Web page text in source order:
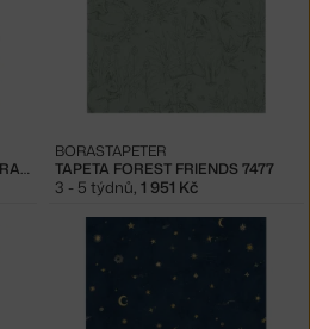
TAPETA FOREST FRIENDS MURAL 7480 TAPETA FOREST FRIENDS 7477
BORASTAPETER
3 - 5 týdnů, 1 951 Kč